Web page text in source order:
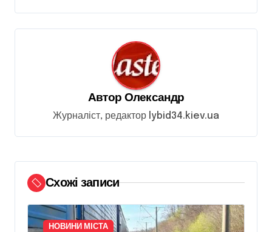
г
а
п
и
с
і
Автор Олександр
Журналіст, редактор lybid34.kiev.ua
Схожі записи
НОВИНИ МІСТА